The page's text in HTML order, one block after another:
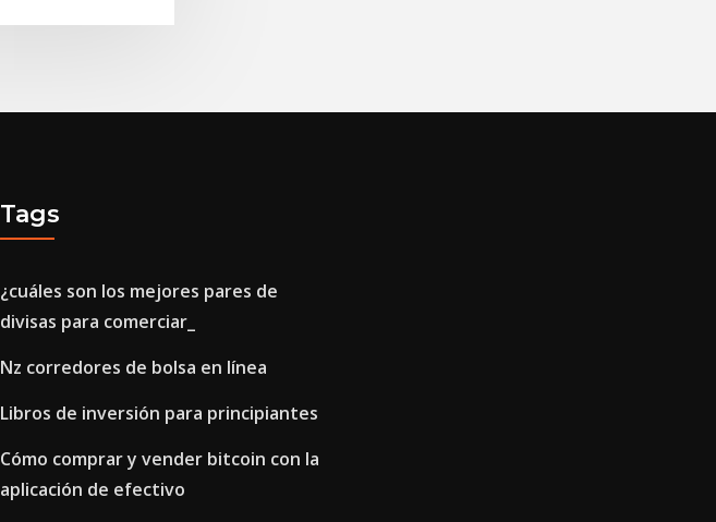
Tags
¿cuáles son los mejores pares de
divisas para comerciar_
Nz corredores de bolsa en línea
Libros de inversión para principiantes
Cómo comprar y vender bitcoin con la
aplicación de efectivo